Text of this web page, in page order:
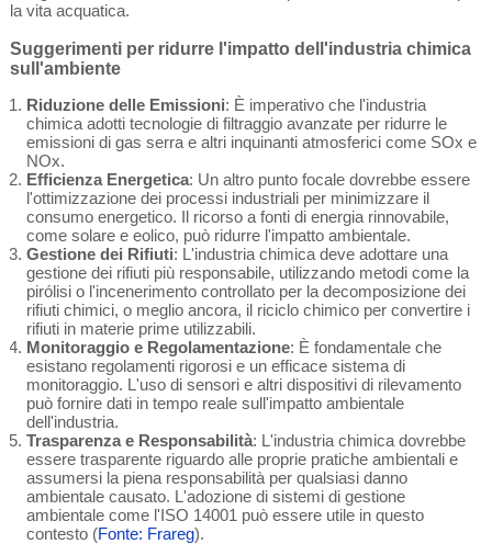
la vita acquatica.
Suggerimenti per ridurre l'impatto dell'industria chimica
sull'ambiente
Riduzione delle Emissioni: È imperativo che l'industria
chimica adotti tecnologie di filtraggio avanzate per ridurre le
emissioni di gas serra e altri inquinanti atmosferici come SOx e
NOx.
Efficienza Energetica: Un altro punto focale dovrebbe essere
l'ottimizzazione dei processi industriali per minimizzare il
consumo energetico. Il ricorso a fonti di energia rinnovabile,
come solare e eolico, può ridurre l'impatto ambientale.
Gestione dei Rifiuti: L'industria chimica deve adottare una
gestione dei rifiuti più responsabile, utilizzando metodi come la
pirólisi o l'incenerimento controllato per la decomposizione dei
rifiuti chimici, o meglio ancora, il riciclo chimico per convertire i
rifiuti in materie prime utilizzabili.
Monitoraggio e Regolamentazione: È fondamentale che
esistano regolamenti rigorosi e un efficace sistema di
monitoraggio. L'uso di sensori e altri dispositivi di rilevamento
può fornire dati in tempo reale sull'impatto ambientale
dell'industria.
Trasparenza e Responsabilità: L'industria chimica dovrebbe
essere trasparente riguardo alle proprie pratiche ambientali e
assumersi la piena responsabilità per qualsiasi danno
ambientale causato. L'adozione di sistemi di gestione
ambientale come l'ISO 14001 può essere utile in questo
contesto (Fonte: Frareg).